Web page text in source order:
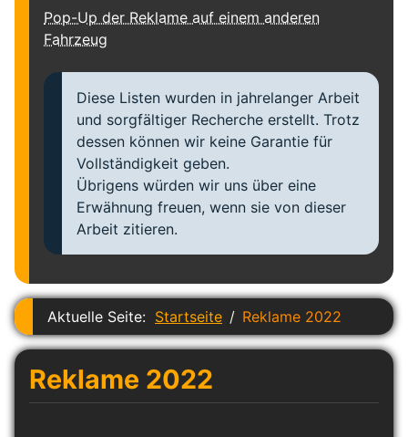
Pop-Up der Reklame auf einem anderen
Fahrzeug
Diese Listen wurden in jahrelanger Arbeit
und sorgfältiger Recherche erstellt. Trotz
dessen können wir keine Garantie für
Vollständigkeit geben.
Übrigens würden wir uns über eine
Erwähnung freuen, wenn sie von dieser
Arbeit zitieren.
Aktuelle Seite: Startseite Reklame 2022
Reklame 2022